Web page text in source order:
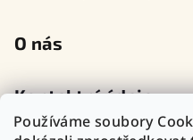
Používáme soubory
O nás
Kontaktní údaje